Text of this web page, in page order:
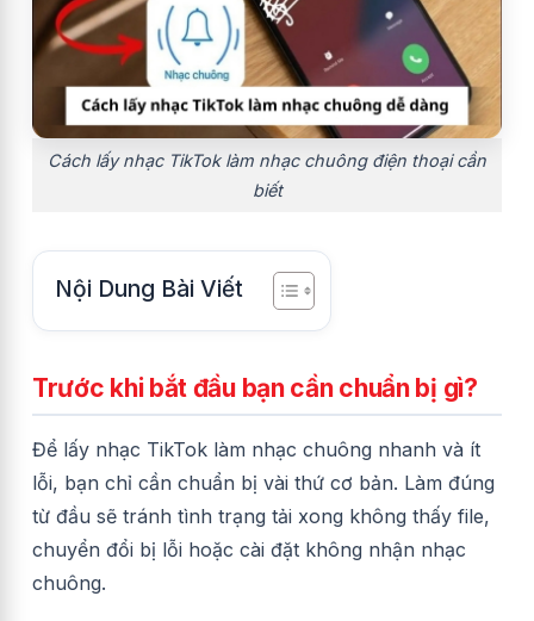
Cách lấy nhạc TikTok làm nhạc chuông điện thoại cần
biết
Nội Dung Bài Viết
Trước khi bắt đầu bạn cần chuẩn bị gì?
Để lấy nhạc TikTok làm nhạc chuông nhanh và ít
lỗi, bạn chỉ cần chuẩn bị vài thứ cơ bản. Làm đúng
từ đầu sẽ tránh tình trạng tải xong không thấy file,
chuyển đổi bị lỗi hoặc cài đặt không nhận nhạc
chuông.